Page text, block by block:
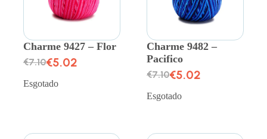
Charme 9427 – Flor
€7.10€5.02
Esgotado
Charme 9482 –
Pacifico
€7.10€5.02
Esgotado